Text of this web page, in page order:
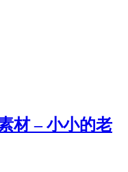
材 – 小小的老